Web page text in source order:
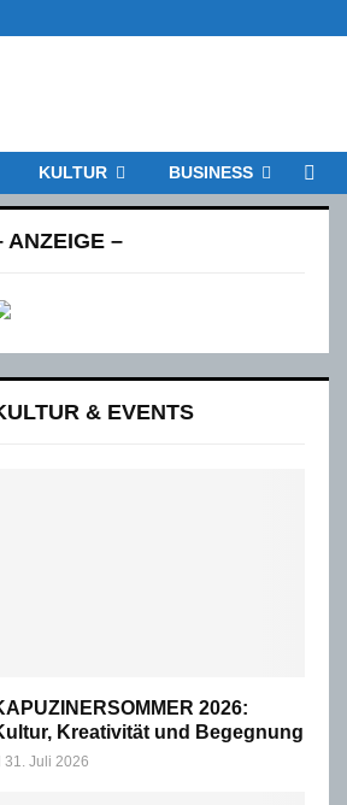
KULTUR BUSINESS
ANZEIGE –
& EVENTS
2026:
Kreativität und Begegnung
31. Juli 2026